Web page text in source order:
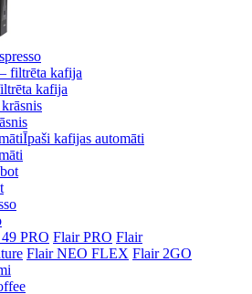
kafija
Īpaši kafijas automāti
PRO Flair PRO Flair
Flair NEO FLEX Flair 2GO